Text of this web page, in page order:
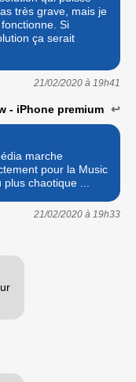
très grave, mais je
Si
ça serait
21/02/2020 à 19h41
- iPhone premium ↩
marche
pour la Music
chaotique ...
21/02/2020 à 19h33